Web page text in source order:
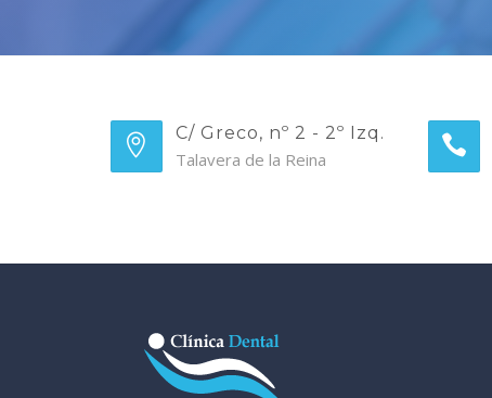
C/ Greco, nº 2 - 2º Izq.
Talavera de la Reina